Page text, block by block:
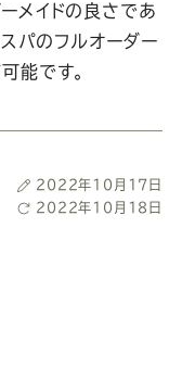
メイドの良さであ
パのフルオーダー
能です。
投
稿
2022年10月17日
最
2022年10月18日